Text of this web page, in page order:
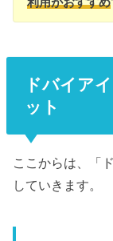
ドバイア
ット
ここからは、「
していきます。